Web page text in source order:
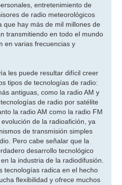
entretenimiento de
de radio meteorológicos
que hay más de mil millones de
transmitiendo en todo el mundo
en varias frecuencias y
les puede resultar difícil creer
tipos de tecnologías de radio:
antiguas, como la radio AM y
de radio por satélite
la radio AM como la radio FM
de la radioafición, ya
de transmisión simples
Pero cabe señalar que la
desarrollo tecnológico
la industria de la radiodifusión.
tecnologías radica en el hecho
flexibilidad y ofrece muchos